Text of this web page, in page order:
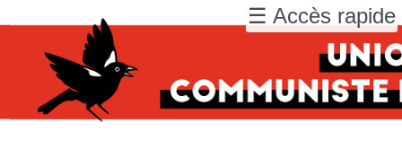
☰ Accès rapide